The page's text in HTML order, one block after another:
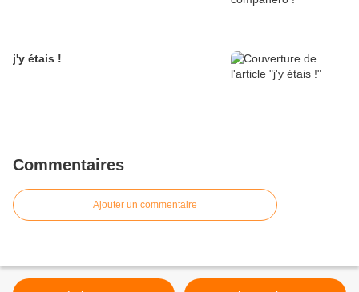
j'y étais !
Commentaires
Ajouter un commentaire